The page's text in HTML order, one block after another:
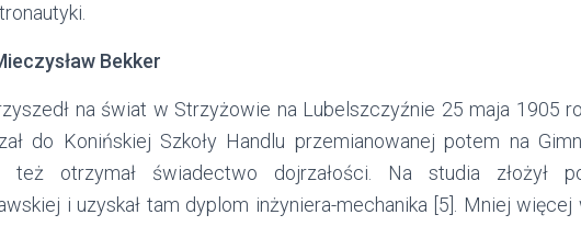
Bekker
na świat w Strzyżowie na Lubelszczyźnie 25 maja 1905
do Konińskiej Szkoły Handlu przemianowanej potem na
też otrzymał świadectwo dojrzałości. Na studia złożył
i uzyskał tam dyplom inżyniera-mechanika [5]. Mniej